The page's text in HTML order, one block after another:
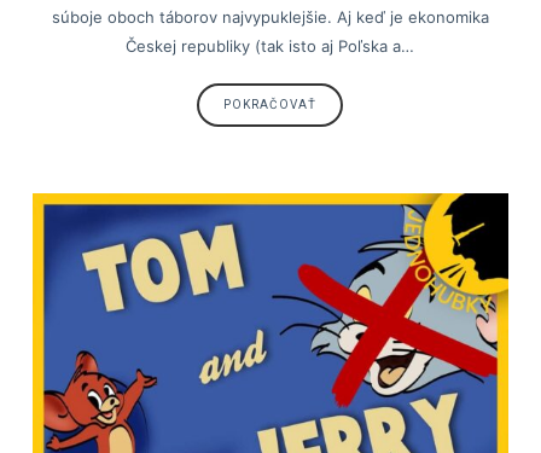
súboje oboch táborov najvypuklejšie. Aj keď je ekonomika
Českej republiky (tak isto aj Poľska a…
POKRAČOVAŤ